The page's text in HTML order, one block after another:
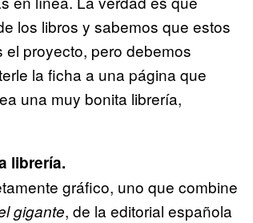
los libros y sabemos que estos
proyecto, pero debemos
la ficha a una página que
una muy bonita librería,
librería.
gráfico, uno que combine
gigante, de la editorial española